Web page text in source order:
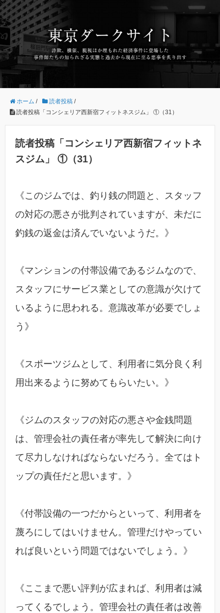
ホーム / 読者投稿 /
読者投稿「コンシェリア西新宿フィットネスジム」 ①（31）
読者投稿「コンシェリア西新宿フィットネ
スジム」 ①（31）
《このジムでは、釣り銭の問題と、スタッフ
の対応の悪さが批判されていますが、未だに
釣銭の返金は済んでいないようだ。》
《マンションの付帯設備であるジムなので、
スタッフにサービス業としての意識が欠けて
いるように思われる。意識改革が必要でしょ
う》
《スポーツジムとして、利用者に気分良く利
用出来るように努めてもらいたい。》
《ジムのスタッフの対応の悪さや金銭問題
は、管理会社の責任者が率先して解決に向け
て尽力しなければならないだろう。全てはト
ップの責任だと思います。》
《付帯設備の一つだからといって、利用者を
蔑ろにしてはいけません。管理だけやってい
れば良いという問題ではないでしょう。》
《ここまで悪い評判が広まれば、利用者は減
ってくるでしょう。管理会社の責任者は改善